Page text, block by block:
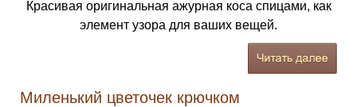
Красивая оригинальная ажурная коса спицами, как
элемент узора для ваших вещей.
Миленький цветочек крючком